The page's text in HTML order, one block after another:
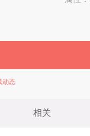
动态
相关